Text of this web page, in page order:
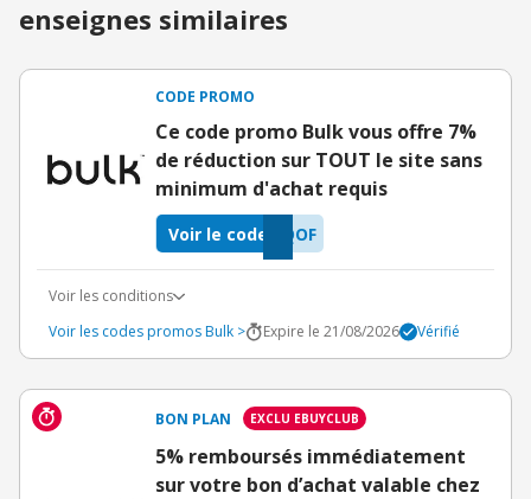
enseignes similaires
CODE PROMO
Ce code promo Bulk vous offre 7%
de réduction sur TOUT le site sans
minimum d'achat requis
QOF
Voir le code
Voir les conditions
Voir les codes promos Bulk >
Expire le 21/08/2026 Vérifié
BON PLAN EXCLU EBUYCLUB
5% remboursés immédiatement
sur votre bon d’achat valable chez